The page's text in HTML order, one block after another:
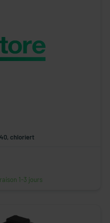
chloriert
1-3 jours